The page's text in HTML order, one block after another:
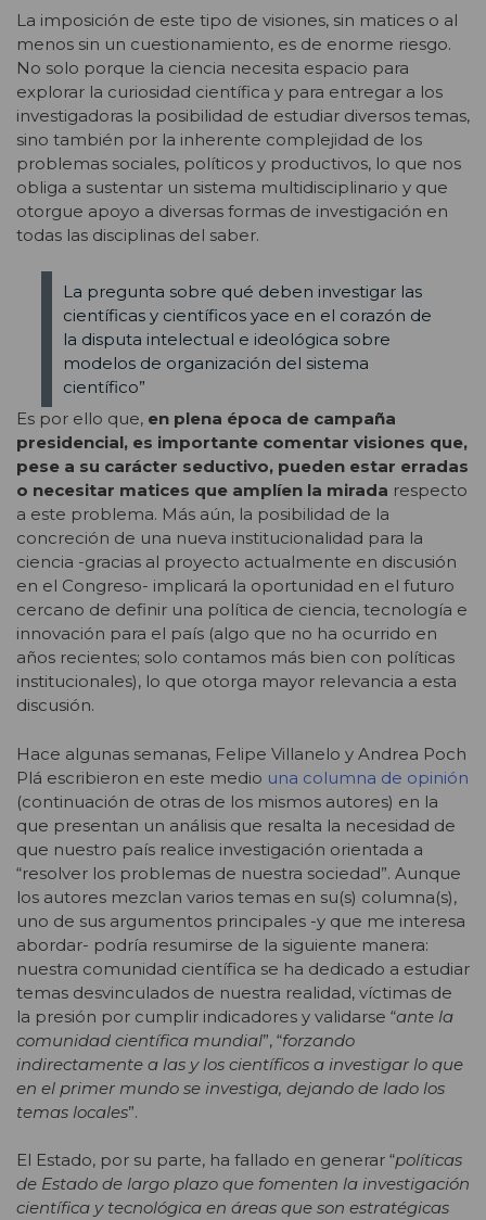
La imposición de este tipo de visiones, sin matices o al
menos sin un cuestionamiento, es de enorme riesgo.
No solo porque la ciencia necesita espacio para
explorar la curiosidad científica y para entregar a los
investigadoras la posibilidad de estudiar diversos temas,
sino también por la inherente complejidad de los
problemas sociales, políticos y productivos, lo que nos
obliga a sustentar un sistema multidisciplinario y que
otorgue apoyo a diversas formas de investigación en
todas las disciplinas del saber.
La pregunta sobre qué deben investigar las
científicas y científicos yace en el corazón de
la disputa intelectual e ideológica sobre
modelos de organización del sistema
científico”
Es por ello que, en plena época de campaña
presidencial, es importante comentar visiones que,
pese a su carácter seductivo, pueden estar erradas
o necesitar matices que amplíen la mirada respecto
a este problema. Más aún, la posibilidad de la
concreción de una nueva institucionalidad para la
ciencia -gracias al proyecto actualmente en discusión
en el Congreso- implicará la oportunidad en el futuro
cercano de definir una política de ciencia, tecnología e
innovación para el país (algo que no ha ocurrido en
años recientes; solo contamos más bien con políticas
institucionales), lo que otorga mayor relevancia a esta
discusión.
Hace algunas semanas, Felipe Villanelo y Andrea Poch
Plá escribieron en este medio una columna de opinión
(continuación de otras de los mismos autores) en la
que presentan un análisis que resalta la necesidad de
que nuestro país realice investigación orientada a
“resolver los problemas de nuestra sociedad”. Aunque
los autores mezclan varios temas en su(s) columna(s),
uno de sus argumentos principales -y que me interesa
abordar- podría resumirse de la siguiente manera:
nuestra comunidad científica se ha dedicado a estudiar
temas desvinculados de nuestra realidad, víctimas de
la presión por cumplir indicadores y validarse “ante la
comunidad científica mundial”, “forzando
indirectamente a las y los científicos a investigar lo que
en el primer mundo se investiga, dejando de lado los
temas locales”.
El Estado, por su parte, ha fallado en generar “políticas
de Estado de largo plazo que fomenten la investigación
científica y tecnológica en áreas que son estratégicas